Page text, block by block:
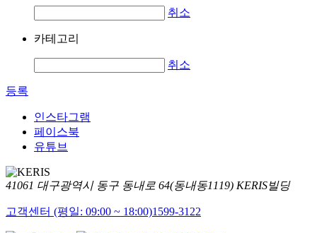
취소
카테고리
취소
등록
인스타그램
페이스북
유튜브
41061 대구광역시 동구 동내로 64(동내동1119) KERIS빌딩
고객센터 (평일: 09:00 ~ 18:00)1599-3122